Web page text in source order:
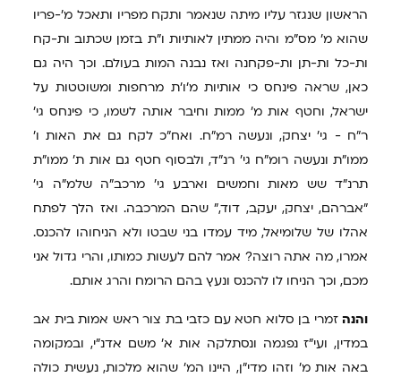
הראשון שנגזר עליו מיתה שנאמר ותקח מפריו ותאכל מ'-פריו
שהוא מ' מס"מ והיה ממתין לאותיות ו"ת בזמן שכתוב ות-קח
ות-כל ות-תן ות-פקחנה ואז נבנה המות בעולם. וכך היה גם
כאן, שראה פינחס כי אותיות מ'ו'ת מרחפות ומשוטטות על
ישראל, וחטף אות מ' ממות וחיבר אותה לשמו, כי פינחס גי'
ר"ח - גי' יצחק, ונעשה רמ"ח. ואח"כ לקח גם את האות ו'
ממו"ת ונעשה רומ"ח גי' רנ"ד, ולבסוף חטף גם אות ת' ממו"ת
תרנ"ד שש מאות וחמשים וארבע גי' מרכב"ה שלמ"ה גי'
"אברהם, יצחק, יעקב, דוד," שהם המרכבה. ואז הלך לפתח
אהלו של שלומיאל, מיד עמדו בני שבטו ולא הניחוהו להכנס.
אמרו, מה אתה רוצה? אמר להם לעשות כמותו, והרי גדול אני
מכם, וכך הניחו לו להכנס ונעץ בהם הרומח והרג אותם.
והנה זמרי בן סלוא חטא עם כזבי בת צור ראש אמות בית אב
במדין, ועי"ז נפגמה ונסתלקה אות א' משם אדנ"י, ובמקומה
באה אות מ' וזהו מדי"ן, היינו המ' שהוא מלכות, נעשית כולה